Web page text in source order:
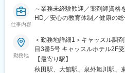
名、受付：1名）
・十和田市立中央病院前支店
※マイカー通勤可能、選考時に
変更の範囲：無
仕事内容
～業務未経験歓迎／薬剤師資格
HD／安心の教育体制／健康の総
■仕事内容：
処方監査、調剤、服薬支援、薬
■診療科目：
勤務地
＜勤務地詳細1＞キャッスル調
目3番5号 キャッスルホテル2F
地詳細2＞すばる薬局住所：秋
動喫煙対策：屋内全面禁煙＜勤
【最寄り駅】
秋田駅、大館駅、泉外旭川駅、